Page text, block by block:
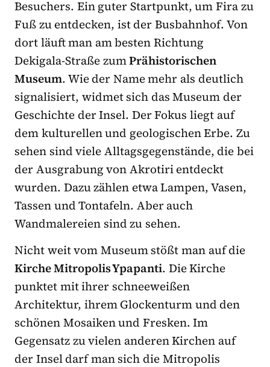
Besuchers. Ein guter Startpunkt, um Fira zu
Fuß zu entdecken, ist der Busbahnhof. Von
dort läuft man am besten Richtung
Dekigala-Straße zumPrähistorischen
Museum. Wie der Name mehr als deutlich
signalisiert, widmet sich das Museum der
Geschichte der Insel. Der Fokus liegt auf
dem kulturellen und geologischen Erbe. Zu
sehen sind viele Alltagsgegenstände, die bei
der Ausgrabung von Akrotiri entdeckt
wurden. Dazu zählen etwa Lampen, Vasen,
Tassen und Tontafeln. Aber auch
Wandmalereien sind zu sehen.
Nicht weit vom Museum stößt man auf die
Kirche Mitropolis Ypapanti. Die Kirche
punktet mit ihrer schneeweißen
Architektur, ihrem Glockenturm und den
schönen Mosaiken und Fresken. Im
Gegensatz zu vielen anderen Kirchen auf
der Insel darf man sich die Mitropolis